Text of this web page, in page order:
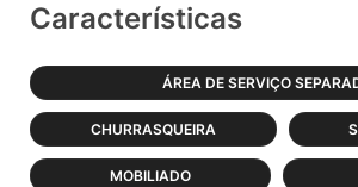
Características
ÁREA DE SERVIÇO
CHURRASQUEIRA
MOBILIADO